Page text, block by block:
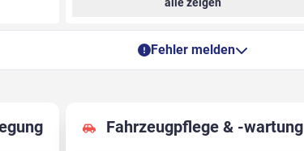
alle zeigen
Fehler melden
Fahrzeugpflege & -wartung